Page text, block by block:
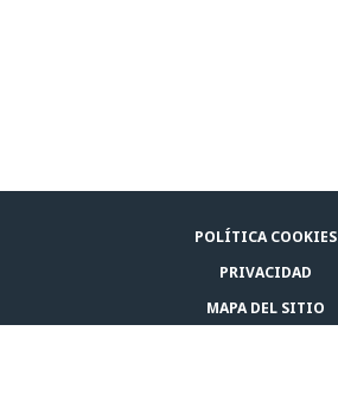
POLÍTICA COOKIES
PRIVACIDAD
MAPA DEL SITIO